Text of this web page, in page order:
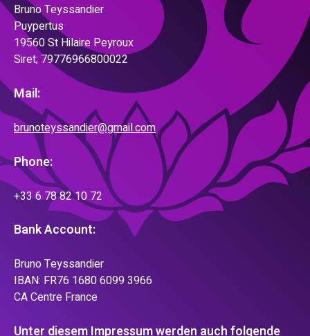
Bruno Teyssandier
Puypertus
19560 St Hilaire Peyroux
Siret; 79776966800022
Mail:
brunoteyssandier@gmail.com
Phone:
+33 6 78 82 10 72
Bank Account:
Bruno Teyssandier
IBAN: FR76 1680 6099 3966
CA Centre France
Unter diesem Impressum werden auch folgende